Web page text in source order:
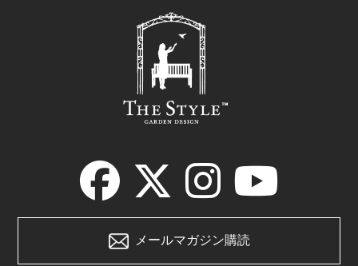
メールマガジン購読